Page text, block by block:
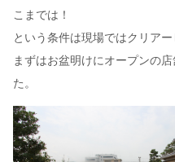
こまでは！
という条件は現場ではクリアー
まずはお盆明けにオープンの
た。